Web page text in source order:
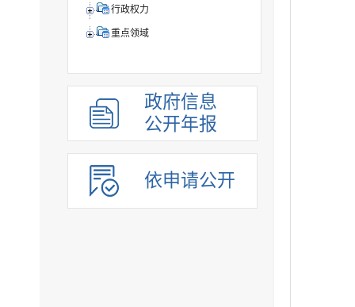
行政权力
重点领域
政府信息
公开年报
依申请公开